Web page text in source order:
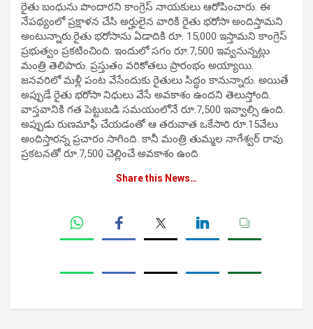
రైతు బంధును పొందారని కాంగ్రెస్ నాయకులు ఆరోపించారు. ఈ
నేపథ్యంలో ప్రక్షాళన చేసి అర్హులైన వారికి రైతు భరోసా అందిస్తామని
అంటున్నారు.రైతు భరోసాను ఏడాదికి రూ. 15,000 ఇస్తామని కాంగ్రెస్
ప్రభుత్వం ప్రకటించింది. ఇందులో సగం రూ.7,500 ఇవ్వనున్నట్లు
మంత్రి తెలిపారు. ప్రస్తుతం వరికోతలు ప్రారంభం అయ్యాయి.
జనవరిలో మళ్లీ పంట వేసేందుకు రైతులు సిద్ధం కానున్నారు. అయితే
అప్పుడే రైతు భరోసా నిధులు వేసే అవకాశం ఉందని తెలుస్తోంది.
వాస్తవానికి గత పెట్టుబడి సమయంలోనే రూ.7,500 ఇవ్వాల్సి ఉంది.
అప్పుడు రుణమాఫీ చేయడంతో ఆ తరువాత ఒకేసారి రూ.15వేలు
అందిస్తారన్న ప్రచారం సాగింది. కానీ మంత్రి తుమ్మల నాగేశ్వర్ రావు
ప్రకటనతో రూ.7,500 చెల్లించే అవకాశం ఉంది.
Share this News…